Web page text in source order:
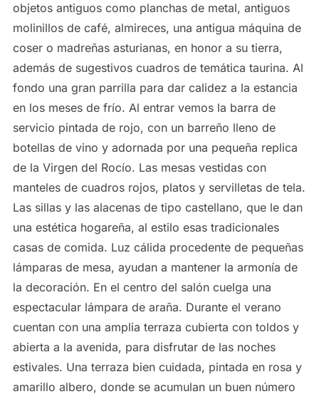
objetos antiguos como planchas de metal, antiguos
molinillos de café, almireces, una antigua máquina de
coser o madreñas asturianas, en honor a su tierra,
además de sugestivos cuadros de temática taurina. Al
fondo una gran parrilla para dar calidez a la estancia
en los meses de frío. Al entrar vemos la barra de
servicio pintada de rojo, con un barreño lleno de
botellas de vino y adornada por una pequeña replica
de la Virgen del Rocío. Las mesas vestidas con
manteles de cuadros rojos, platos y servilletas de tela.
Las sillas y las alacenas de tipo castellano, que le dan
una estética hogareña, al estilo esas tradicionales
casas de comida. Luz cálida procedente de pequeñas
lámparas de mesa, ayudan a mantener la armonía de
la decoración. En el centro del salón cuelga una
espectacular lámpara de araña. Durante el verano
cuentan con una amplia terraza cubierta con toldos y
abierta a la avenida, para disfrutar de las noches
estivales. Una terraza bien cuidada, pintada en rosa y
amarillo albero, donde se acumulan un buen número